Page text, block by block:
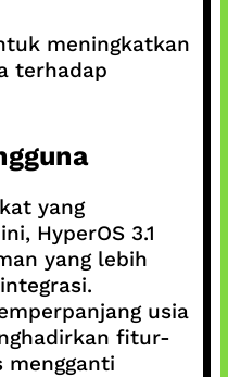
meningkatkan
terhadap
yang
HyperOS 3.1
yang lebih
usia
fitur-